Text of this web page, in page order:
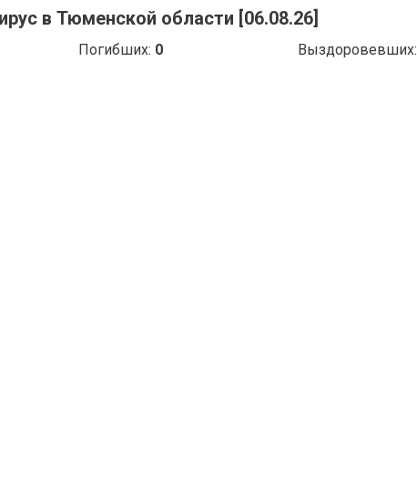
в Тюменской области [06.08.26]
Погибших: 0 Выздоровевших: